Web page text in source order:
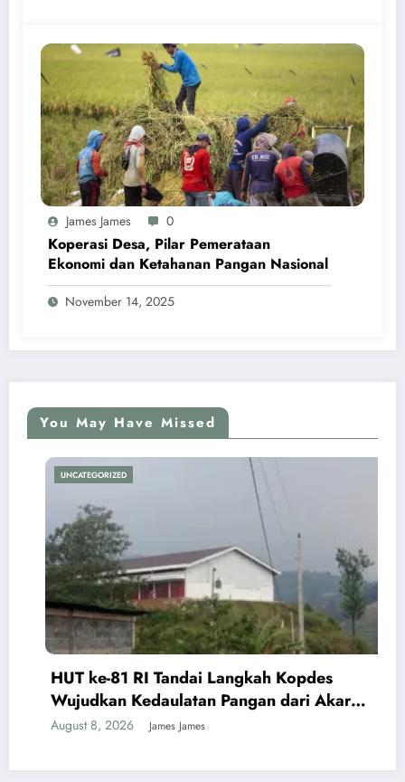
James James 0
Koperasi Desa, Pilar Pemerataan
Ekonomi dan Ketahanan Pangan Nasional
November 14, 2025
You May Have Missed
UNCATEGORIZED
HUT ke-81 RI Tandai Langkah Kopdes
Wujudkan Kedaulatan Pangan dari Akar
Rumput
August 8, 2026 James James